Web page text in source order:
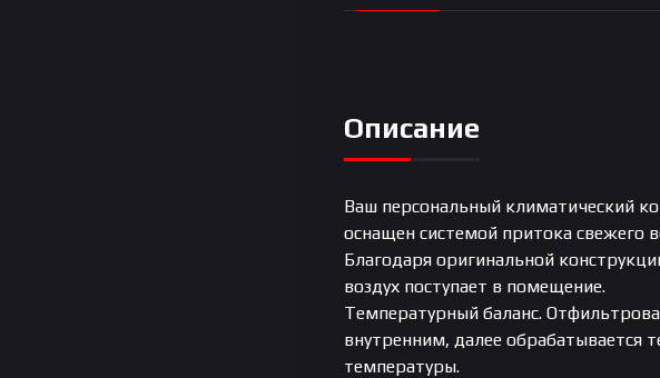
Описание
Ваш персональный климатический
оснащен системой притока свежего
Благодаря оригинальной
воздух поступает в помещение.
Температурный баланс.
внутренним, далее обрабатывается
температуры.